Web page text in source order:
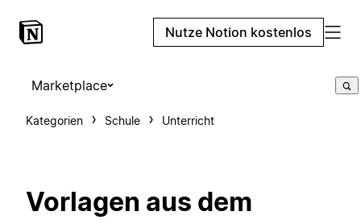
Nutze Notion kostenlos
Marketplace
Kategorien Schule Unterricht
Vorlagen aus dem